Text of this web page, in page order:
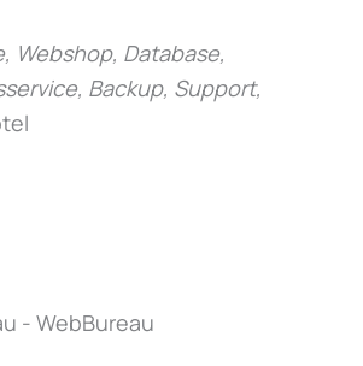
Webshop, Database,
Backup, Support,